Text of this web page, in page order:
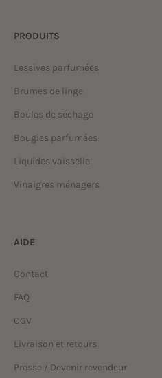
PRODUITS
Lessives parfumées
Brumes de linge
Boules de séchage
Bougies parfumées
Liquides vaisselle
Vinaigres ménagers
AIDE
Contact
FAQ
CGV
Livraison et retours
Presse / Devenir revendeur